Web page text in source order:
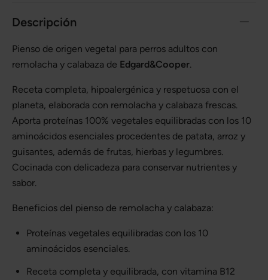
Descripción
Pienso de origen vegetal para perros adultos con
remolacha y calabaza de Edgard&Cooper.
Receta completa, hipoalergénica y respetuosa con el
planeta, elaborada con remolacha y calabaza frescas.
Aporta proteínas 100% vegetales equilibradas con los 10
aminoácidos esenciales procedentes de patata, arroz y
guisantes, además de frutas, hierbas y legumbres.
Cocinada con delicadeza para conservar nutrientes y
sabor.
Beneficios del pienso de remolacha y calabaza:
Proteínas vegetales equilibradas con los 10
aminoácidos esenciales.
Receta completa y equilibrada, con vitamina B12